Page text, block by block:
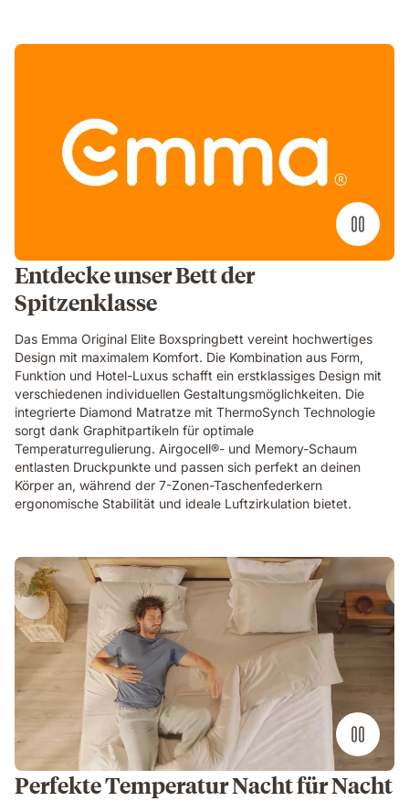
Entdecke unser Bett der
Spitzenklasse
Das Emma Original Elite Boxspringbett vereint hochwertiges
Design mit maximalem Komfort. Die Kombination aus Form,
Funktion und Hotel-Luxus schafft ein erstklassiges Design mit
verschiedenen individuellen Gestaltungsmöglichkeiten. Die
integrierte Diamond Matratze mit ThermoSynch Technologie
sorgt dank Graphitpartikeln für optimale
Temperaturregulierung. Airgocell®- und Memory-Schaum
entlasten Druckpunkte und passen sich perfekt an deinen
Körper an, während der 7-Zonen-Taschenfederkern
ergonomische Stabilität und ideale Luftzirkulation bietet.
Perfekte Temperatur Nacht für Nacht